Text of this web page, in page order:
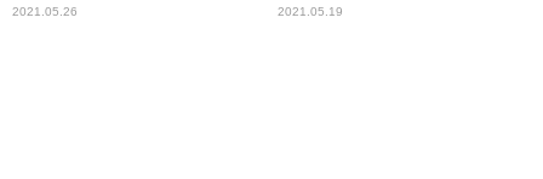
2021.05.26 2021.05.19